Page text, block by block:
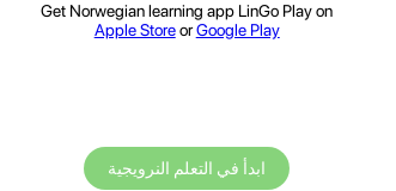
Get Norwegian learning app LinGo Play on
Apple StoreorGoogle Play
ابدأ في التعلم النرويجية